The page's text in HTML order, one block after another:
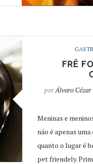
FRÊ
porÁlvaro Cézar
Meninas e
não é apenas
quanto o lugar é
pet friendely.